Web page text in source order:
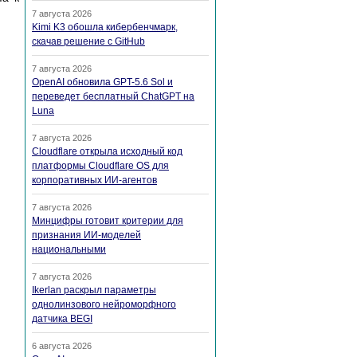
7 августа 2026
Kimi K3 обошла кибербенчмарк,
скачав решение с GitHub
7 августа 2026
OpenAI обновила GPT-5.6 Sol и
переведет бесплатный ChatGPT на
Luna
7 августа 2026
Cloudflare открыла исходный код
платформы Cloudflare OS для
корпоративных ИИ-агентов
7 августа 2026
Минцифры готовит критерии для
признания ИИ-моделей
национальными
7 августа 2026
Ikerlan раскрыл параметры
однолинзового нейроморфного
датчика BEGI
6 августа 2026